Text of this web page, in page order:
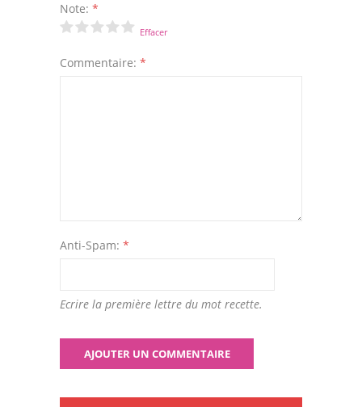
Note: *
Effacer
Commentaire: *
Anti-Spam: *
Ecrire la première lettre du mot recette.